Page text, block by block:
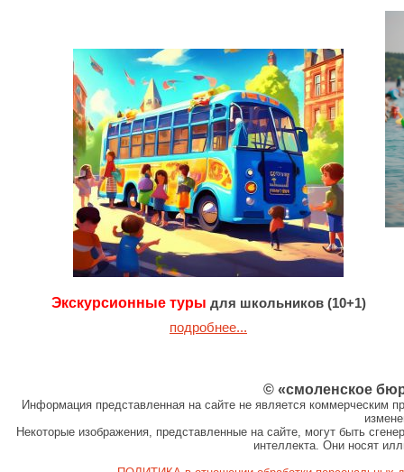
Экскурсионные туры для школьников (10+1)
подробнее...
© «смоленское
Информация представленная на сайте не является коммерческим
Некоторые изображения, представленные на сайте, могут быть
интеллекта. Они носят